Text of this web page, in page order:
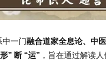
中一门融合道家全息论、中
” 断 “运” ，旨在通过解读